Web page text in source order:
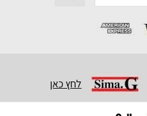
לחץ כאן